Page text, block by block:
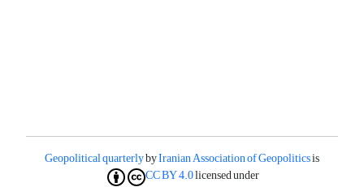
Geopolitical quarterlybyIranian Association of Geopoliticsis
licensed under
CC BY 4.0